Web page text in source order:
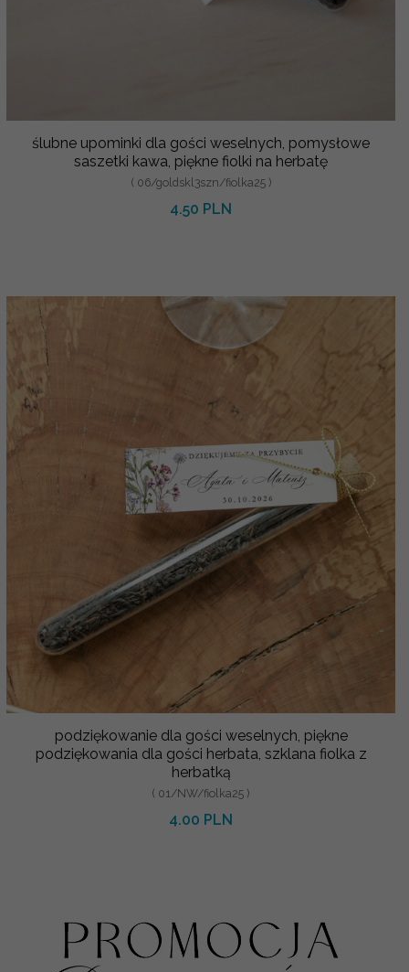
ślubne upominki dla gości weselnych, pomysłowe
saszetki kawa, piękne fiolki na herbatę
( 06/goldskl3szn/fiolka25 )
4.50 PLN
podziękowanie dla gości weselnych, piękne
podziękowania dla gości herbata, szklana fiolka z
herbatką
( 01/NW/fiolka25 )
4.00 PLN